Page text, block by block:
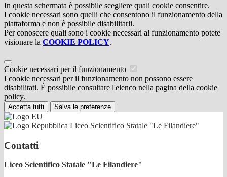
In questa schermata è possibile scegliere quali cookie consentire.
I cookie necessari sono quelli che consentono il funzionamento della
piattaforma e non è possibile disabilitarli.
Per conoscere quali sono i cookie necessari al funzionamento potete
visionare la COOKIE POLICY.
Cookie necessari per il funzionamento
I cookie necessari per il funzionamento non possono essere
disabilitati. È possibile consultare l'elenco nella pagina della cookie
policy.
Accetta tutti Salva le preferenze
Liceo Scientifico Statale "Le Filandiere"
Contatti
Liceo Scientifico Statale "Le Filandiere"